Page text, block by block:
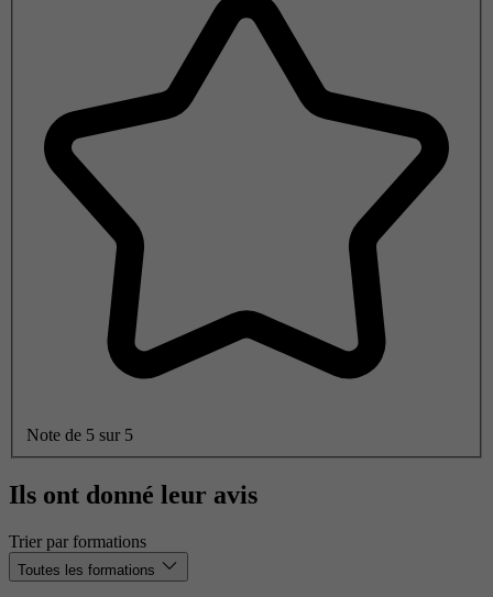
Note de 5 sur 5
Ils ont donné leur avis
Trier par formations
Toutes les formations